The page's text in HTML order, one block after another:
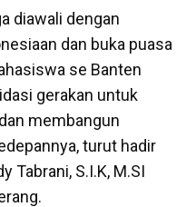
diawali dengan
dan buka puasa
se Banten
gerakan untuk
membangun
turut hadir
Tabrani, S.I.K, M.SI